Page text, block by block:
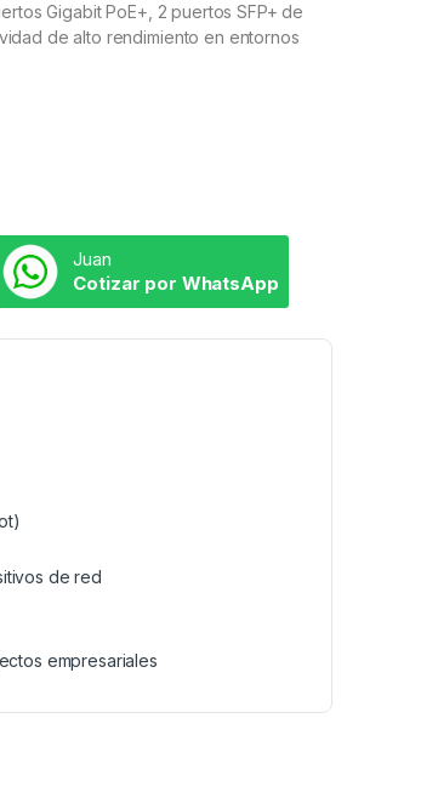
Gigabit PoE+, 2 puertos SFP+ de
de alto rendimiento en entornos
Juan
Cotizar por WhatsApp
de red
empresariales